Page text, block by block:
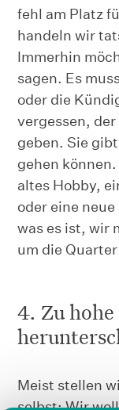
fehl am Platz
handeln wir
Immerhin
sagen. Es
oder die
vergessen,
geben. Sie
gehen
altes Hobby,
oder eine
was es ist, wir
um die
4. Zu
Meist stellen
selbst: Wir